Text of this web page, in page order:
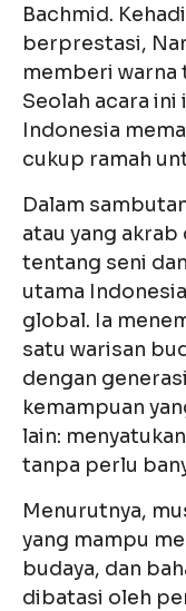
Bachmid.
berprestasi,
memberi
Seolah acara ini
Indonesia
cukup ramah
Dalam
atau yang
tentang seni
utama
global. Ia
satu warisan
dengan
kemampuan
lain:
tanpa perlu
Menurutnya,
yang mampu
budaya, dan
dibatasi oleh